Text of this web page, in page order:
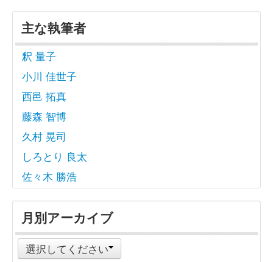
主な執筆者
釈 量子
小川 佳世子
西邑 拓真
藤森 智博
久村 晃司
しろとり 良太
佐々木 勝浩
月別アーカイブ
選択してください